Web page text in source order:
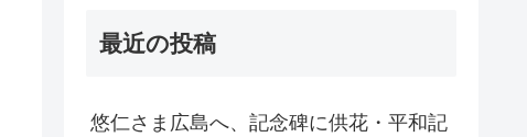
最近の投稿
悠仁さま広島へ、記念碑に供花・平和記